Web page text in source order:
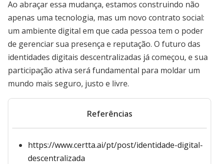
Ao abraçar essa mudança, estamos construindo não
apenas uma tecnologia, mas um novo contrato social:
um ambiente digital em que cada pessoa tem o poder
de gerenciar sua presença e reputação. O futuro das
identidades digitais descentralizadas já começou, e sua
participação ativa será fundamental para moldar um
mundo mais seguro, justo e livre.
Referências
https://www.certta.ai/pt/post/identidade-digital-
descentralizada